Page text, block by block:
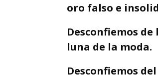
oro falso e
Desconfiemos
luna de la moda.
Desconfiemos